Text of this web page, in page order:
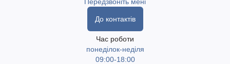
До контактів
Час роботи
понеділок-неділя
09:00-18:00